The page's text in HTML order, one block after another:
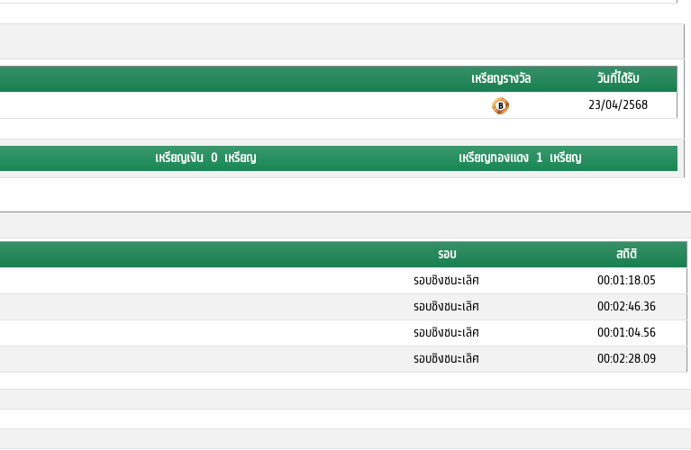
เหรียญรางวัล
วันที่ได้รับ
23/04/2568
เหรียญเงิน 0 เหรียญ เหรียญทองแดง 1 เหรียญ
รอบ
สถิติ
รอบชิงชนะเลิศ
00:01:18.05
รอบชิงชนะเลิศ
00:02:46.36
รอบชิงชนะเลิศ
00:01:04.56
รอบชิงชนะเลิศ 00:02:28.09